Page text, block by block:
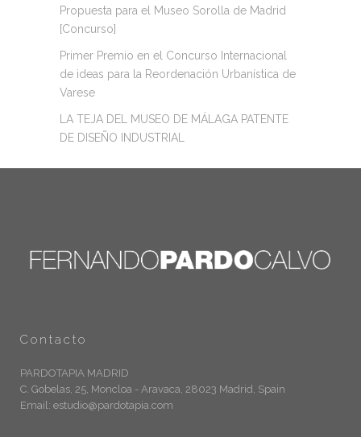
Propuesta para el Museo Sorolla de Madrid
[Concurso]
Primer Premio en el Concurso Internacional
de ideas para la Reordenación Urbanística de
Varese
LA TEJA DEL MUSEO DE MÁLAGA PATENTE
DE DISEÑO INDUSTRIAL
Contacto
PARDOTAPIA MADRID
C. Gobelas, 25, Moncloa - Aravaca, 28023 Madrid, Spain
Email: estudio@pardotapia.com